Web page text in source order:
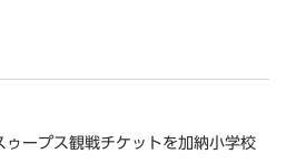
ゥープス観戦チケットを加納小学校